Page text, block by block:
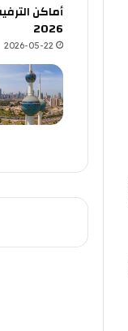
أماكن
2026
2026-05-22